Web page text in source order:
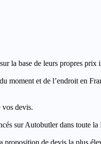
la base de leurs propres prix
moment et de l’endroit en
vos devis.
sur Autobutler dans toute la
de devis la plus